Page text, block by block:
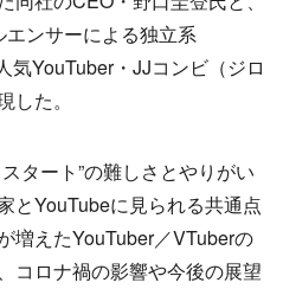
ンサーによる独立系
気YouTuber・JJコンビ（ジロ
た。
タート”の難しさとやりがい
とYouTubeに見られる共通点
増えたYouTuber／VTuberの
コロナ禍の影響や今後の展望